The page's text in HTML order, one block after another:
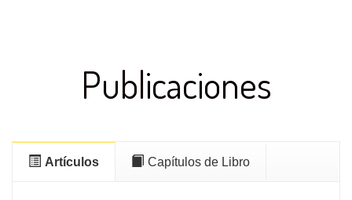
Publicaciones
Artículos Capítulos de Libro